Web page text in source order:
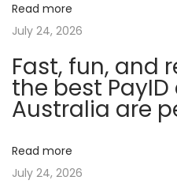
a
m
i
n
e
U
n
Read more
July 24, 2026
Fast, fun, and
the best
Australia are
Read more
July 24, 2026